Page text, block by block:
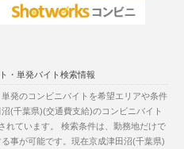
・単発バイト検索情報
発のコンビニバイトを希望エリアや条件
(千葉県)(交通費支給)のコンビニバイト
れています。 検索条件は、勤務地だけで
事が可能です。現在京成津田沼(千葉県)